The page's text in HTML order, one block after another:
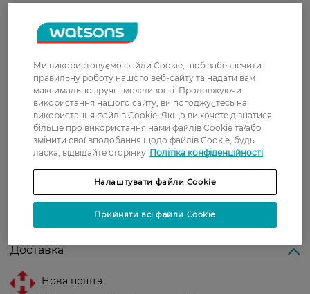
макіяжу або створення ніжного вечірнього
образу.
Для всіх типів шкіри губ.
Країна-виробник: Фінляндія
Рейтинг та відгуки
0 0 відгуків
Доставка
Нова пошта
Ми використовуємо файли Cookie, щоб забезпечити
правильну роботу нашого веб-сайту та надати вам
максимально зручні можливості. Продовжуючи
використання нашого сайту, ви погоджуєтесь на
використання файлів Cookie. Якщо ви хочете дізнатися
більше про використання нами файлів Cookie та/або
змінити свої вподобання щодо файлів Cookie, будь
ласка, відвідайте сторінку Політіка конфіденційності
Налаштувати файли Cookie
Прийняти всі файли Cookie